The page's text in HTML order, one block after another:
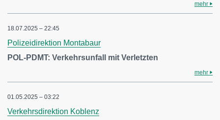
mehr
18.07.2025 – 22:45
Polizeidirektion Montabaur
POL-PDMT: Verkehrsunfall mit Verletzten
mehr
01.05.2025 – 03:22
Verkehrsdirektion Koblenz